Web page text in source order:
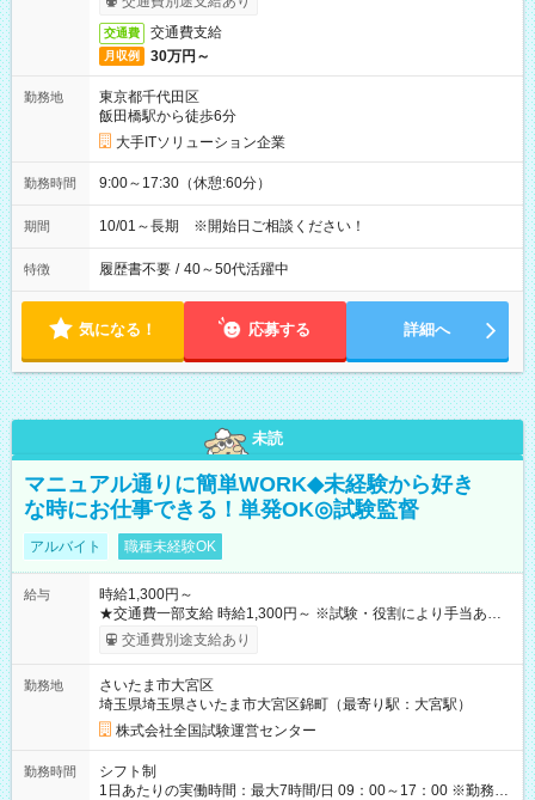
交通費 交通費支給
月収例 30万円～
勤務地
東京都千代田区
飯田橋駅から徒歩6分
大手ITソリューション企業
勤務時間 9:00～17:30（休憩:60分）
期間 10/01～長期 ※開始日ご相談ください！
特徴 履歴書不要 / 40～50代活躍中
気になる！ 応募する 詳細へ
未読
マニュアル通りに簡単WORK◆未経験から好き
な時にお仕事できる！単発OK◎試験監督
アルバイト 職種未経験OK
給与
時給1,300円～
★交通費一部支給 時給1,300円～ ※試験・役割により手当あり
※勤務回数により昇給あり 【即給（前払い）オプションあ
り！】 希望される場合、勤務から1週間ほどで給与の一部を受け
例】 ・河合塾模擬試験 8:30～17:30（休憩1時間） 時給1,300円
×8時間＝日収10,400円＋交通費 ※当日の役割により時給＋100
円の場合あり ・国家試験 7:00～13:30（休憩なし） 時給1,300
円（役割手当＋100円）×6時間＝日収8,400円＋交通費 【試用期
間】試用期間なし
交通費別途支給あり
勤務地
さいたま市大宮区
埼玉県埼玉県さいたま市大宮区錦町（最寄り駅：大宮駅）
株式会社全国試験運営センター
勤務時間
シフト制
1日あたりの実働時間：最大7時間/日 09：00～17：00 ※勤務時